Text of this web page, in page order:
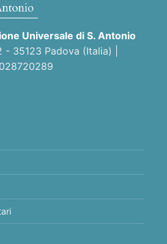
Universale di S. Antonio
35123 Padova (Italia) |